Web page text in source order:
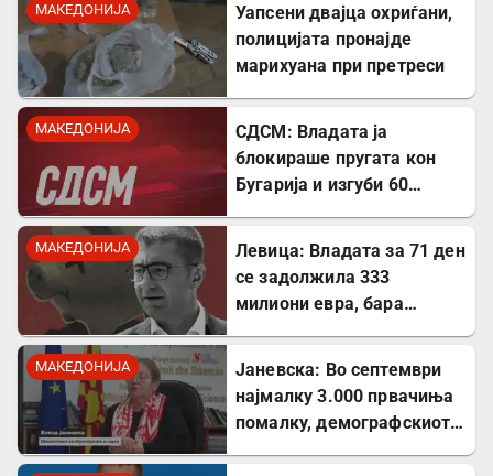
МАКЕДОНИЈА
Уапсени двајца охриѓани,
полицијата пронајде
марихуана при претреси
МАКЕДОНИЈА
СДСМ: Владата ја
блокираше пругата кон
Бугарија и изгуби 60
МАКЕДОНИЈА
Левица: Владата за 71 ден
се задолжила 333
милиони евра, бара
МАКЕДОНИЈА
Јаневска: Во септември
најмалку 3.000 првачиња
помалку, демографскиот